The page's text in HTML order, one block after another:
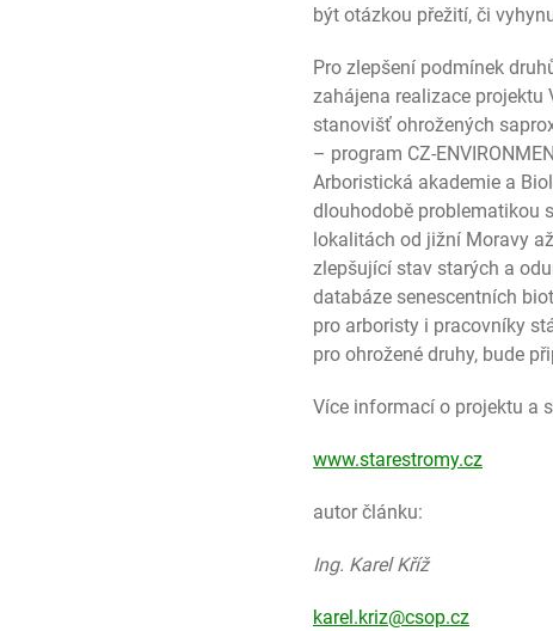
být otázkou přežití, či
Pro zlepšení podmínek
zahájena realizace projektu
stanovišť ohrožených
– program CZ-
Arboristická akademie a
dlouhodobě problematikou
lokalitách od jižní Moravy
zlepšující stav starých a
databáze senescentních
pro arboristy i pracovníky
pro ohrožené druhy, bude
Více informací o projektu a
www.starestromy.cz
autor článku:
Ing. Karel Kříž
karel.kriz@csop.cz